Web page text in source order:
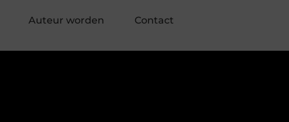
Auteur worden Contact